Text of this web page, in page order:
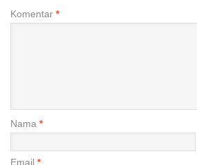
Komentar *
Nama *
Email *